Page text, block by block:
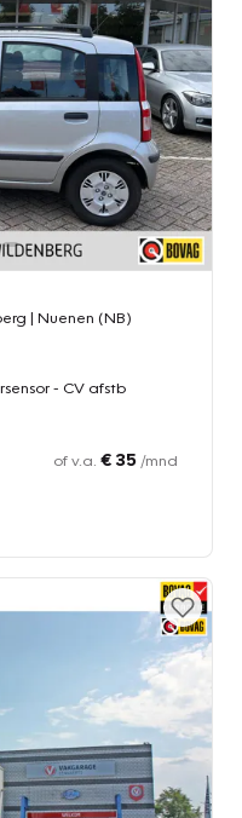
| Nuenen (NB)
- CV afstb
of v.a. € 35 /mnd